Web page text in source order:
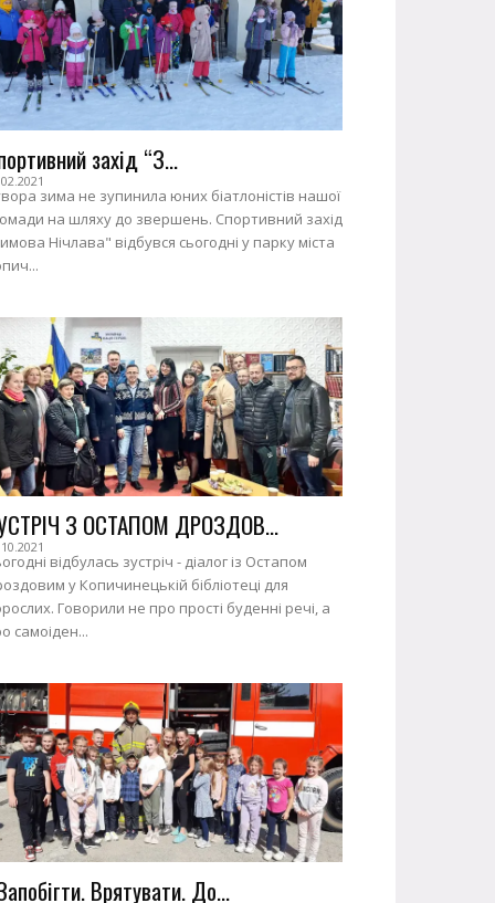
захід “З...
зима не зупинила юних біатлоністів нашої
на шляху до звершень. Спортивний захід
Нічлава" відбувся сьогодні у парку міста
З ОСТАПОМ ДРОЗДОВ...
відбулась зустріч - діалог із Остапом
у Копичинецькій бібліотеці для
Говорили не про прості буденні речі, а
самоіден...
Врятувати. До...